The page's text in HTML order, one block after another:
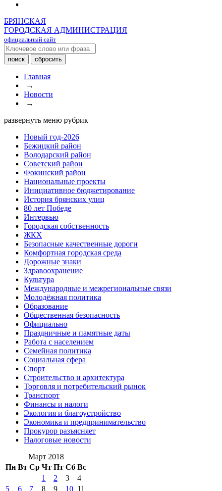
БРЯНСКАЯ
ГОРОДСКАЯ АДМИНИСТРАЦИЯ
официальный сайт
Главная
→
Новости
→
развернуть меню рубрик
Новый год-2026
Бежицкий район
Володарский район
Советский район
Фокинский район
Национальные проекты
Инициативное бюджетирование
История брянских улиц
80 лет Победе
Интервью
Городская собственность
ЖКХ
Безопасные качественные дороги
Комфортная городская среда
Дорожные знаки
Здравоохранение
Культура
Международные и межрегиональные связи
Молодёжная политика
Образование
Общественная безопасность
Официально
Праздничные и памятные даты
Работа с населением
Семейная политика
Социальная сфера
Спорт
Строительство и архитектура
Торговля и потребительский рынок
Транспорт
Финансы и налоги
Экология и благоустройство
Экономика и предпринимательство
Прокурор разъясняет
Налоговые новости
Март 2018
Пн Вт Ср Чт Пт Сб Вс
1
2 3
4
5
6 7 8 9 10 11